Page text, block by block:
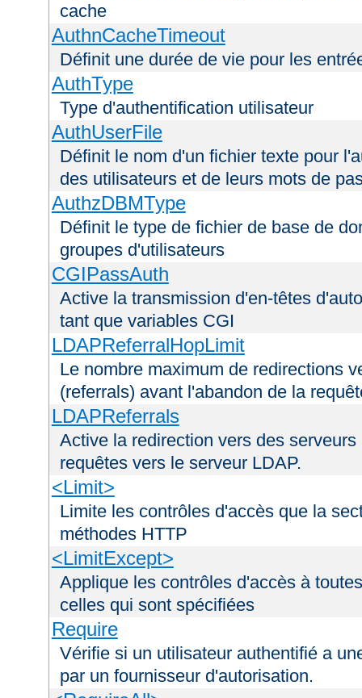
cache
AuthnCacheTimeout
Définit une durée de vie pour les
AuthType
Type d'authentification utilisateur
AuthUserFile
Définit le nom d'un fichier texte pour
des utilisateurs et de leurs mots de
AuthzDBMType
Définit le type de fichier de base de
groupes d'utilisateurs
CGIPassAuth
Active la transmission d'en-têtes
tant que variables CGI
LDAPReferralHopLimit
Le nombre maximum de redirections
(referrals) avant l'abandon de la
LDAPReferrals
Active la redirection vers des
requêtes vers le serveur LDAP.
<Limit>
Limite les contrôles d'accès que la
méthodes HTTP
<LimitExcept>
Applique les contrôles d'accès à
celles qui sont spécifiées
Require
Vérifie si un utilisateur authentifié a
par un fournisseur d'autorisation.